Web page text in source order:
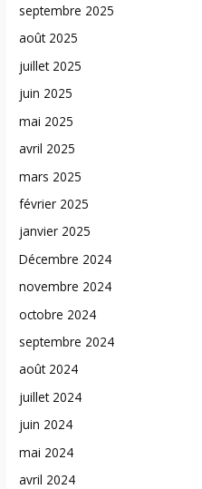
septembre 2025
août 2025
juillet 2025
juin 2025
mai 2025
avril 2025
mars 2025
février 2025
janvier 2025
Décembre 2024
novembre 2024
octobre 2024
septembre 2024
août 2024
juillet 2024
juin 2024
mai 2024
avril 2024